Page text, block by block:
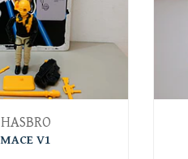
HASBRO
MACE V1